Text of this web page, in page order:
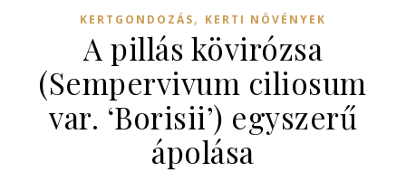
KERTGONDOZÁS, KERTI NÖVÉNYEK
A pillás kövirózsa
(Sempervivum ciliosum
var. ‘Borisii’) egyszerű
ápolása